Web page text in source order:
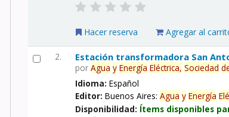
Hacer reserva Agregar al
2. Estación transformadora San
porAgua y Energía Eléctrica, Sociedad
Idioma:Español
Editor:Buenos Aires:Agua y Energía
Disponibilidad: Ítems disponibles